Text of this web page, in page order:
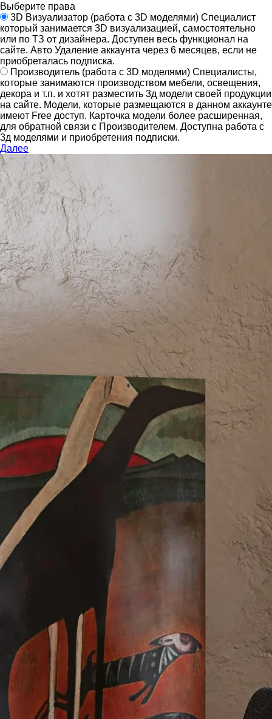
Выберите права
3D Визуализатор (работа с 3D моделями) Специалист
который занимается 3D визуализацией, самостоятельно
или по ТЗ от дизайнера. Доступен весь функционал на
сайте. Авто Удаление аккаунта через 6 месяцев, если не
приобреталась подписка.
Производитель (работа с 3D моделями) Специалисты,
которые занимаются производством мебели, освещения,
декора и т.п. и хотят разместить 3д модели своей продукции
на сайте. Модели, которые размещаются в данном аккаунте
имеют Free доступ. Карточка модели более расширенная,
для обратной связи с Производителем. Доступна работа с
3д моделями и приобретения подписки.
Далее